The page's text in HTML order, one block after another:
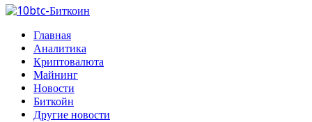
Главная
Аналитика
Криптовалюта
Майнинг
Новости
Биткойн
Другие новости